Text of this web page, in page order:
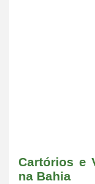
Cartórios e
na Bahia